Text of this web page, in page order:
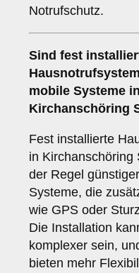
Notrufschutz.
Sind fest
mobile Systeme in
Kirchanschöring
Fest installierte
in Kirchanschöring
der Regel
Systeme, die
wie GPS oder
Die Installation
komplexer sein,
bieten mehr